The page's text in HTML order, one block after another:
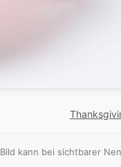
kann bei sichtbarer